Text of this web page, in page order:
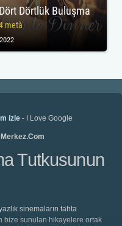
Dört Dörtlük Buluşma
metà
2022
izle- I Love Google
Tutkusunun
sinemaların tahta
bize sunulan hikayelere ortak